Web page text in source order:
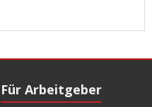
Für Arbeitgeber